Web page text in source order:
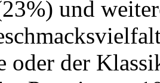
und
oder der